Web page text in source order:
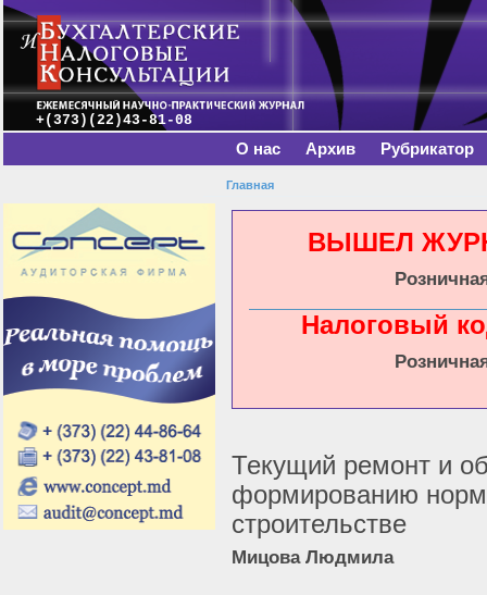
+(373)(22)43-81-08
Главное меню
О нас Архив Рубрикатор
Вы здесь
Главная
ВЫШЕЛ
Налоговый
Текущий ремонт и
формированию
строительстве
Мицова Людмила